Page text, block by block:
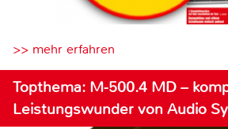
>> mehr erfahren
Topthema: M-500.4 MD –
Leistungswunder von Audio